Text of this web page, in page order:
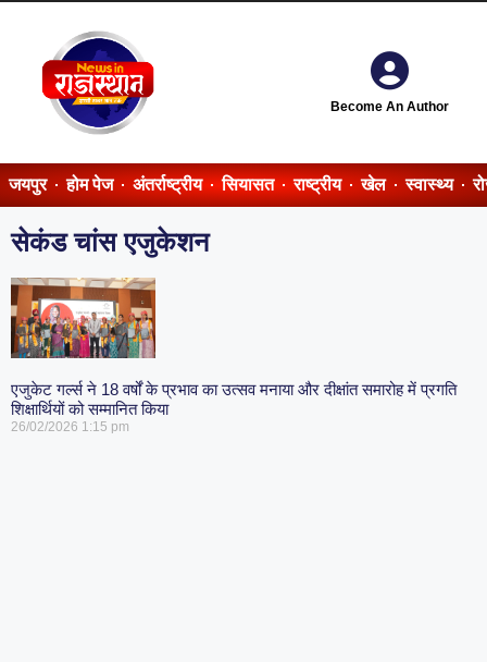
Become An Author
जयपुर होम पेज अंतर्राष्ट्रीय सियासत राष्ट्रीय खेल स्वास्थ्य
सेकंड चांस एजुकेशन
एजुकेट गर्ल्स ने 18 वर्षों के प्रभाव का उत्सव मनाया और दीक्षांत समारोह में प्रगति
शिक्षार्थियों को सम्मानित किया
26/02/2026 1:15 pm